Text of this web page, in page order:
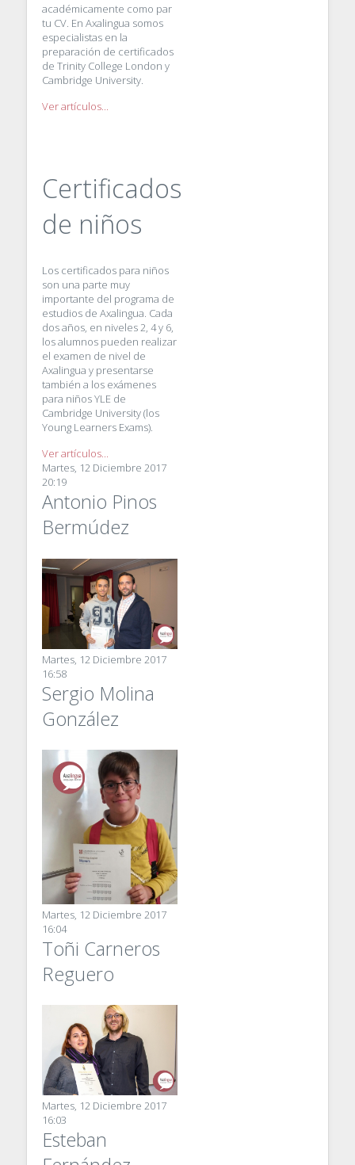
académicamente como par
tu CV. En Axalingua somos
especialistas en la
preparación de certificados
de Trinity College London y
Cambridge University.
Ver artículos...
Certificados
de niños
Los certificados para niños
son una parte muy
importante del programa de
estudios de Axalingua. Cada
dos años, en niveles 2, 4 y 6,
los alumnos pueden realizar
el examen de nivel de
Axalingua y presentarse
también a los exámenes
para niños YLE de
Cambridge University (los
Young Learners Exams).
Ver artículos...
Martes, 12 Diciembre 2017
20:19
Antonio Pinos
Bermúdez
Martes, 12 Diciembre 2017
16:58
Sergio Molina
González
Martes, 12 Diciembre 2017
16:04
Toñi Carneros
Reguero
Martes, 12 Diciembre 2017
16:03
Esteban